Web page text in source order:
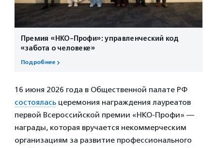
Премия «НКО-Профи»: управленческий код
«забота о человеке»
Подробнее
16 июня 2026 года в Общественной палате РФ
состоялась церемония награждения лауреатов
первой Всероссийской премии «НКО-Профи» —
награды, которая вручается некоммерческим
организациям за развитие профессионального